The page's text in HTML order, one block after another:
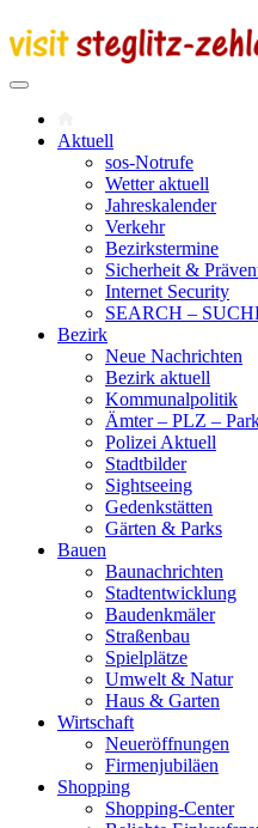
Aktuell
sos-Notrufe
Wetter aktuell
Jahreskalender
Verkehr
Bezirkstermine
Sicherheit &
Internet Security
SEARCH –
Bezirk
Neue Nachrichten
Bezirk aktuell
Kommunalpolitik
Ämter – PLZ –
Polizei Aktuell
Stadtbilder
Sightseeing
Gedenkstätten
Gärten & Parks
Bauen
Baunachrichten
Stadtentwicklung
Baudenkmäler
Straßenbau
Spielplätze
Umwelt & Natur
Haus & Garten
Wirtschaft
Neueröffnungen
Firmenjubiläen
Shopping
Shopping-Center